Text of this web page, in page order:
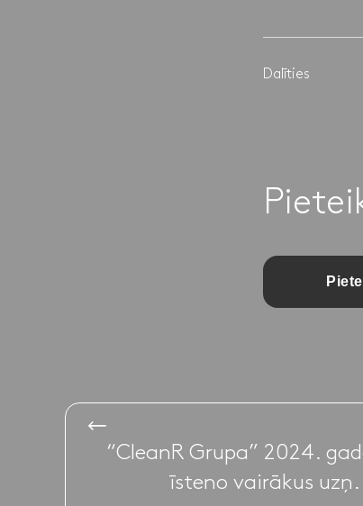
Dalīties
“CleanR Grupa” 2024.
īsteno vairākus